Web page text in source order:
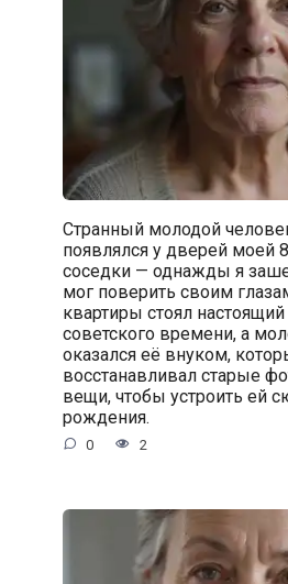
Странный молодой
появлялся у дверей моей
соседки — однажды я
мог поверить своим
квартиры стоял
советского времени, а
оказался её внуком,
восстанавливал старые
вещи, чтобы устроить ей
рождения.
0 2